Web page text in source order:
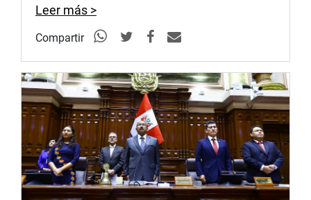
Informó que el próximo 14 de noviembre el Colegio
Nacional de Nuestra Señora de Guadalupe cumplirá 175
aniversario, actos al que ha sido invitado el titular del
Parlamento.
La delegación visitante estuvo integrada por el
excongresista y exministro de Defensa, Marciano Rengifo;
la directora de esa institución educativa, María Isabel
Anicama; el doctor Federico Kauffmann, entre otros.
Leer más >
Compartir